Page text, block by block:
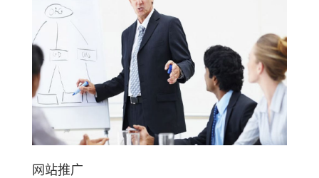
理念却始终秉持，不是尖端的技术不加以应
用，不是高端品质不面向市场，我们时刻把握
互联网的应用趋势，为企业品牌在电子商务领
域创造最大的价值而不懈努力。 我们自信完
成好客户的项目，我们运用良好的知名度和信
誉度+丰富的网站建设经验+一流的咨询和网站
开发团队+竞争力的价格+完整的网站产品解决
网站推广